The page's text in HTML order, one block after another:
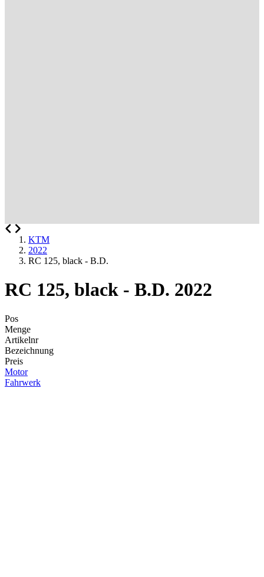
KTM
2022
RC 125, black - B.D.
RC 125, black - B.D. 2022
Pos
Menge
Artikelnr
Bezeichnung
Preis
Motor
Fahrwerk